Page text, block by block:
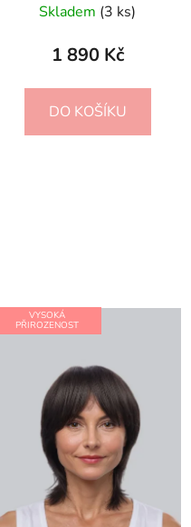
Skladem (3 ks)
1 890 Kč
DO KOŠÍKU
VYSOKÁ
PŘIROZENOST